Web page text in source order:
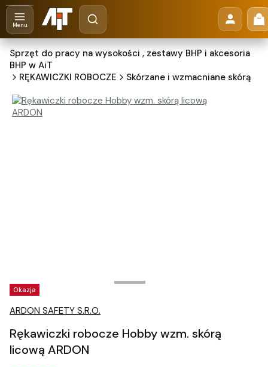
Otwórz wyszukiwarkę
Szukaj
Sprzęt do pracy na wysokości , zestawy BHP i akcesoria
BHP w AiT
RĘKAWICZKI ROBOCZE
Skórzane i wzmacniane skórą
Tagi produktu
Okazja
ARDON SAFETY S.R.O.
Rękawiczki robocze Hobby wzm. skórą
licową ARDON
Menu